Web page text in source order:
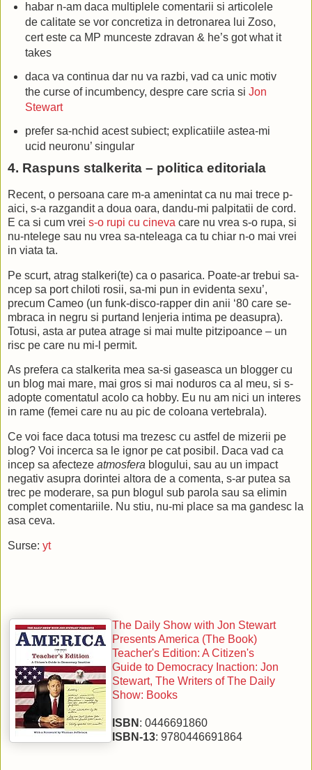
habar n-am daca multiplele comentarii si articolele
de calitate se vor concretiza in detronarea lui Zoso,
cert este ca MP munceste zdravan & he’s got what it
takes
daca va continua dar nu va razbi, vad ca unic motiv
the curse of incumbency, despre care scria si Jon
Stewart
prefer sa-nchid acest subiect; explicatiile astea-mi
ucid neuronu’ singular
4. Raspuns stalkerita – politica editoriala
Recent, o persoana care m-a amenintat ca nu mai trece p-
aici, s-a razgandit a doua oara, dandu-mi palpitatii de cord.
E ca si cum vrei s-o rupi cu cineva care nu vrea s-o rupa, si
nu-ntelege sau nu vrea sa-nteleaga ca tu chiar n-o mai vrei
in viata ta.
Pe scurt, atrag stalkeri(te) ca o pasarica. Poate-ar trebui sa-
ncep sa port chiloti rosii, sa-mi pun in evidenta sexu’,
precum Cameo (un funk-disco-rapper din anii ‘80 care se-
mbraca in negru si purtand lenjeria intima pe deasupra).
Totusi, asta ar putea atrage si mai multe pitzipoance – un
risc pe care nu mi-l permit.
As prefera ca stalkerita mea sa-si gaseasca un blogger cu
un blog mai mare, mai gros si mai noduros ca al meu, si s-
adopte comentatul acolo ca hobby. Eu nu am nici un interes
in rame (femei care nu au pic de coloana vertebrala).
Ce voi face daca totusi ma trezesc cu astfel de mizerii pe
blog? Voi incerca sa le ignor pe cat posibil. Daca vad ca
incep sa afecteze atmosfera blogului, sau au un impact
negativ asupra dorintei altora de a comenta, s-ar putea sa
trec pe moderare, sa pun blogul sub parola sau sa elimin
complet comentariile. Nu stiu, nu-mi place sa ma gandesc la
asa ceva.
Surse: yt
The Daily Show with Jon Stewart
Presents America (The Book)
Teacher's Edition: A Citizen's
Guide to Democracy Inaction: Jon
Stewart, The Writers of The Daily
Show: Books
ISBN : 0446691860
ISBN-13: 9780446691864